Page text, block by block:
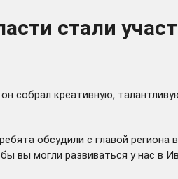
стали
креативную,
обсудили с главой
могли развиваться у нас в